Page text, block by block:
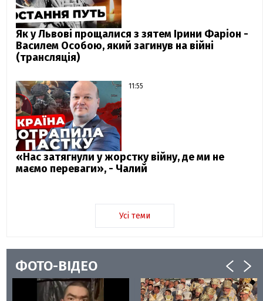
Як у Львові прощалися з зятем Ірини Фаріон -
Василем Особою, який загинув на війні
(трансляція)
11:55
«Нас затягнули у жорстку війну, де ми не
маємо переваги», - Чалий
Усі теми
ФОТО-ВІДЕО